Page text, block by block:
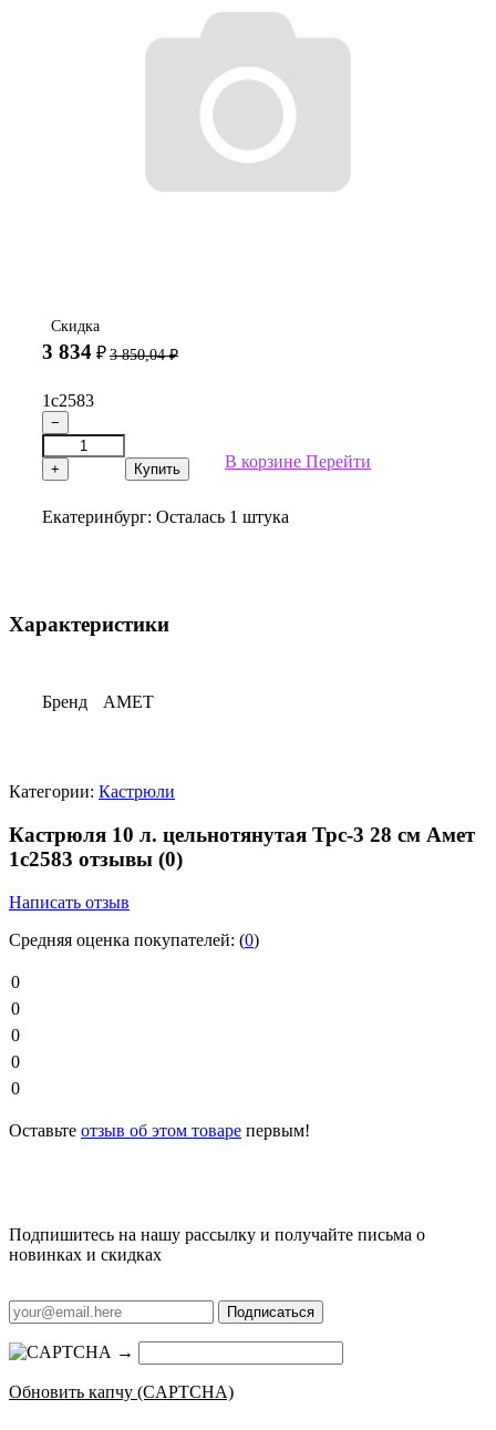
Скидка
3 834 ₽ 3 850,04 ₽
1с2583
−
+ Купить В корзине Перейти
Екатеринбург: Осталась 1 штука
Характеристики
Бренд АМЕТ
Категории: Кастрюли
Кастрюля 10 л. цельнотянутая Трс-3 28 см Амет
1с2583 отзывы (0)
Написать отзыв
Средняя оценка покупателей: (0)
0
0
0
0
0
Оставьте отзыв об этом товаре первым!
Подпишитесь на нашу рассылку и получайте письма о
новинках и скидках
Подписаться
→
Обновить капчу (CAPTCHA)